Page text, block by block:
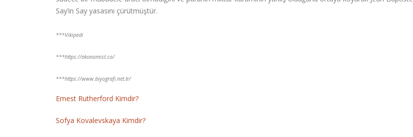
Say’in Say yasasını çürütmüştür.
***Vikipedi
***https://ekonomist.co/
***https://www.biyografi.net.tr/
Ernest Rutherford Kimdir?
Sofya Kovalevskaya Kimdir?